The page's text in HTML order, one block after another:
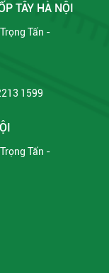
TÂY HÀ NỘI
Tấn -
1599
Tấn -